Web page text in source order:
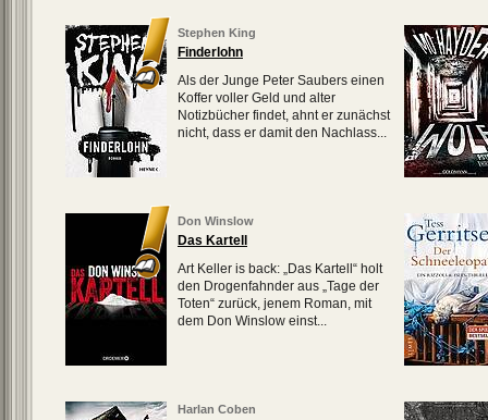
Stephen King
Finderlohn
Als der Junge Peter Saubers einen
Koffer voller Geld und alter
Notizbücher findet, ahnt er zunächst
nicht, dass er damit den Nachlass...
Don Winslow
Das Kartell
Art Keller is back: „Das Kartell“ holt
den Drogenfahnder aus „Tage der
Toten“ zurück, jenem Roman, mit
dem Don Winslow einst...
Harlan Coben